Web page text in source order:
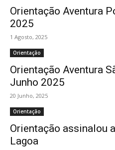
Orientação Aventura
2025
1 Agosto, 2025
Orientação
Orientação Aventura
Junho 2025
20 Junho, 2025
Orientação
Orientação assinalou
Lagoa